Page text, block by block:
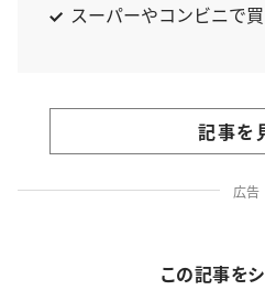
スーパーやコンビニで
記事を
広告
この記事を